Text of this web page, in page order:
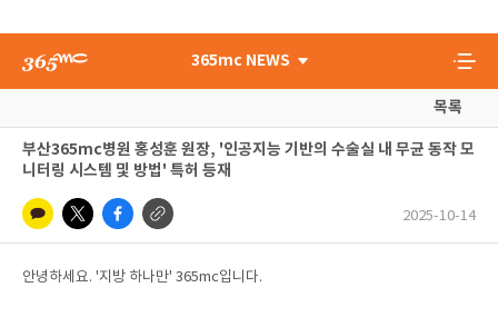
365mc NEWS
목록
부산365mc병원 홍성훈 원장, '인공지능 기반의 수술실 내 무균 동작 모
니터링 시스템 및 방법' 특허 등재
2025-10-14
안녕하세요. '지방 하나만' 365mc입니다.